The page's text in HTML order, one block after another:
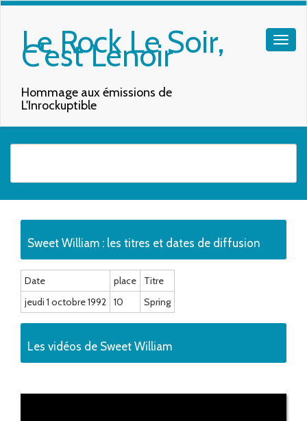
Le Rock Le Soir,
C'est Lenoir
Hommage aux émissions de
L'Inrockuptible
Sweet William : les titres et dates de diffusion
Date place
Titre
jeudi 1 octobre 1992
10 Spring
Les vidéos de Sweet William